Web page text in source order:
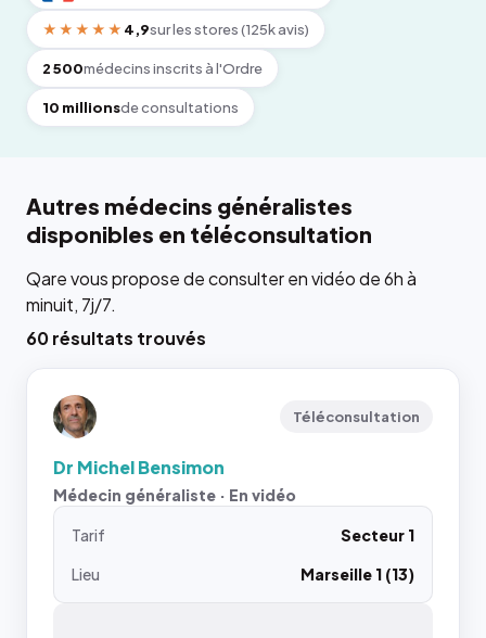
★★★★★ 4,9sur les stores (125k avis)
2 500médecins inscrits à l'Ordre
10 millionsde consultations
Autres médecins généralistes
disponibles en téléconsultation
Qare vous propose de consulter en vidéo de 6h à
minuit, 7j/7.
60 résultats trouvés
Téléconsultation
Dr Michel Bensimon
Médecin généraliste · En vidéo
Tarif
Secteur 1
Lieu
Marseille 1 (13)